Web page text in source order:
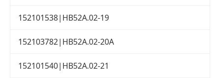
152101538|HB52A.02-19
152103782|HB52A.02-20A
152101540|HB52A.02-21